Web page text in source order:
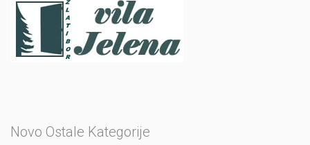
Novo Ostale Kategorije